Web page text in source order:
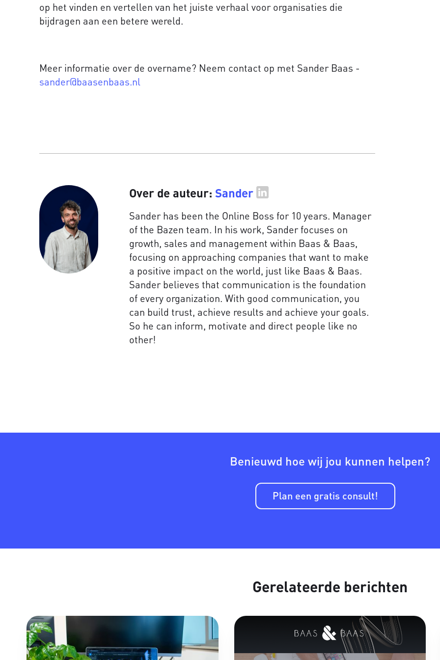
op het vinden en vertellen van het juiste verhaal voor organisaties die
bijdragen aan een betere wereld.
Meer informatie over de overname? Neem contact op met Sander Baas -
sander@baasenbaas.nl
Over de auteur: Sander
Sander has been the Online Boss for 10 years. Manager
of the Bazen team. In his work, Sander focuses on
growth, sales and management within Baas & Baas,
focusing on approaching companies that want to make
a positive impact on the world, just like Baas & Baas.
Sander believes that communication is the foundation
of every organization. With good communication, you
can build trust, achieve results and achieve your goals.
So he can inform, motivate and direct people like no
other!
Benieuwd hoe wij jou kunnen helpen?
Plan een gratis consult!
Gerelateerde berichten